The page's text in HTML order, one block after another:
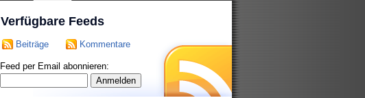
Verfügbare Feeds
Beiträge Kommentare
Feed per Email abonnieren: